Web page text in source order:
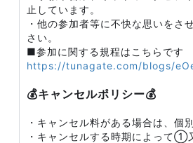
止しています。
・他の参加者等に不快な思いをさ
さい。
■参加に関する規程はこちらです
https://tunagate.com/blogs/
💰キャンセルポリシー💰
・キャンセル料がある場合は、個
・キャンセルする時期によって